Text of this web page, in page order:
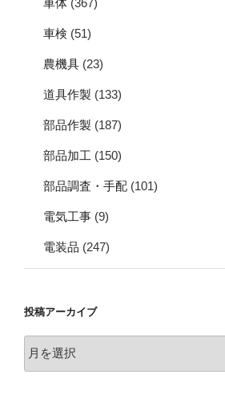
車体 (367)
車検 (51)
農機具 (23)
道具作製 (133)
部品作製 (187)
部品加工 (150)
部品調査・手配 (101)
電気工事 (9)
電装品 (247)
投稿アーカイブ
稿